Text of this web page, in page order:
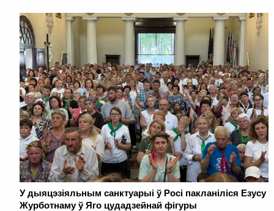
У дыяцэзіяльным санктуарыі ў Росі пакланіліся Езусу
Журботнаму ў Яго цудадзейнай фігуры